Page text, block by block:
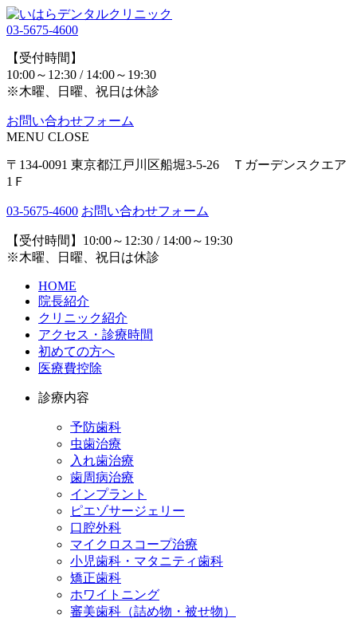
03-5675-4600
【受付時間】
10:00～12:30 / 14:00～19:30
※木曜、日曜、祝日は休診
お問い合わせフォーム
MENU CLOSE
〒134-0091 東京都江戸川区船堀3-5-26 Ｔガーデンスクエア
1Ｆ
03-5675-4600 お問い合わせフォーム
【受付時間】10:00～12:30 / 14:00～19:30
※木曜、日曜、祝日は休診
HOME
院長紹介
クリニック紹介
アクセス・診療時間
初めての方へ
医療費控除
診療内容
予防歯科
虫歯治療
入れ歯治療
歯周病治療
インプラント
ピエゾサージェリー
口腔外科
マイクロスコープ治療
小児歯科・マタニティ歯科
矯正歯科
ホワイトニング
審美歯科（詰め物・被せ物）